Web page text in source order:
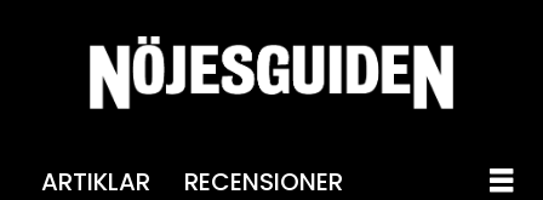
ARTIKLAR RECENSIONER